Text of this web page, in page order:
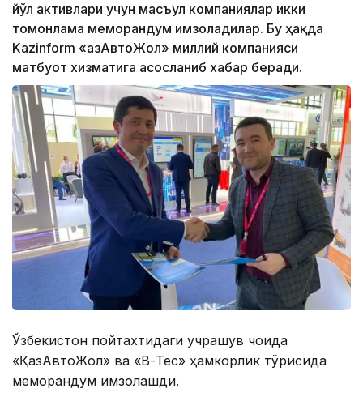
йўл активлари учун масъул компаниялар икки
томонлама меморандум имзоладилар. Бу ҳақда
Kazinform «ҚазАвтоЖол» миллий компанияси
матбуот хизматига асосланиб хабар беради.
Ўзбекистон пойтахтидаги учрашув чоғида
«ҚазАвтоЖол» ва «В-Тес» ҳамкорлик тўғрисида
меморандум имзолашди.